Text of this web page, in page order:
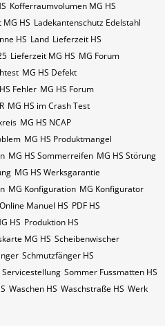
Kofferraumvolumen MG HS
MG HS Ladekantenschutz Edelstahl
HS Land Lieferzeit HS
Lieferzeit MG HS MG Forum
MG HS Defekt
Fehler MG HS Forum
MG HS im Crash Test
MG HS NCAP
MG HS Produktmangel
MG HS Sommerreifen MG HS Störung
MG HS Werksgarantie
MG Konfiguration MG Konfigurator
Online Manuel HS PDF HS
HS Produktion HS
MG HS Scheibenwischer
Schmutzfänger HS
Servicestellung Sommer Fussmatten HS
Waschen HS Waschstraße HS Werk